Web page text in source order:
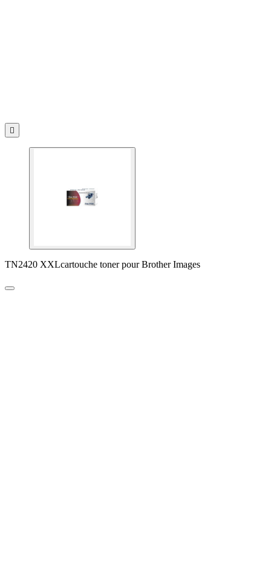

TN2420 XXLcartouche toner pour Brother Images